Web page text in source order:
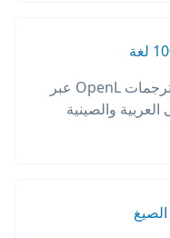
تجاوز الفوارق الثقافية بسهولة مع ترجمات OpenL عبر
إلى العربية والصينية